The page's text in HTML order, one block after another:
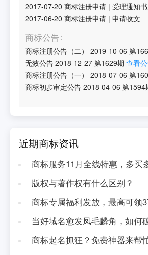
2017-07-20 商标注册申请 |受理通知
2017-06-20 商标注册申请 |申请收文
商标公告
商标注册公告（二） 2019-10-06 第
无效公告 2018-12-27 第1629期 查看
商标注册公告（一）
2018-07-06 第
商标初步审定公告 2018-04-06 第1594
近期商标资讯
商标服务11月全线特惠，多买
版权与著作权有什么区别？
商标专属福利发放，最高可领
当好域名愈发凤毛麟角，如何
商标起名抓狂？免费神器来帮